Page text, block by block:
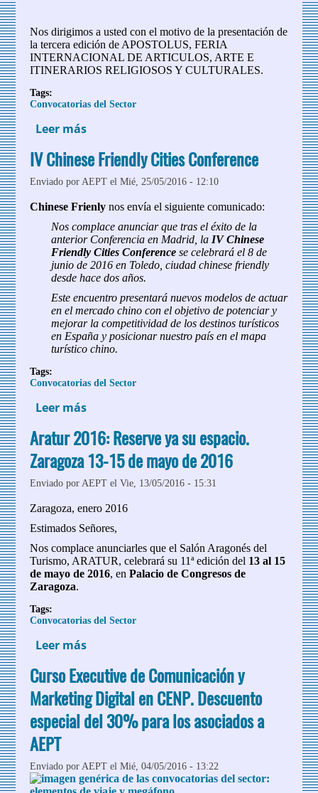
Nos dirigimos a usted con el motivo de la presentación de
la tercera edición de APOSTOLUS, FERIA
INTERNACIONAL DE ARTICULOS, ARTE E
ITINERARIOS RELIGIOSOS Y CULTURALES.
Tags:
Convocatorias del Sector
Leer más sobre Feria Apostolus 2016 Santiago de
IV Chinese Friendly Cities Conference
Enviado porAEPT el Mié, 25/05/2016 - 12:10
Chinese Frienly nos envía el siguiente comunicado:
Nos complace anunciar que tras el éxito de la
anterior Conferencia en Madrid, la IV Chinese
Friendly Cities Conference se celebrará el 8 de
junio de 2016 en Toledo, ciudad chinese friendly
desde hace dos años.
Este encuentro presentará nuevos modelos de actuar
en el mercado chino con el objetivo de potenciar y
mejorar la competitividad de los destinos turísticos
en España y posicionar nuestro país en el mapa
turístico chino.
Tags:
Convocatorias del Sector
Leer más
Aratur 2016: Reserve ya su espacio.
Zaragoza 13-15 de mayo de 2016
Enviado porAEPT el Vie, 13/05/2016 - 15:31
Zaragoza, enero 2016
Estimados Señores,
Nos complace anunciarles que el Salón Aragonés del
Turismo, ARATUR, celebrará su 11ª edición del 13 al 15
de mayo de 2016, enPalacio de Congresos de
Zaragoza.
Tags:
Convocatorias del Sector
Leer más
espacio. Zaragoza 13-15 de mayo de 2016
Curso Executive de Comunicación y
Marketing Digital en CENP. Descuento
especial del 30% para los asociados a
AEPT
Enviado porAEPT el Mié, 04/05/2016 - 13:22